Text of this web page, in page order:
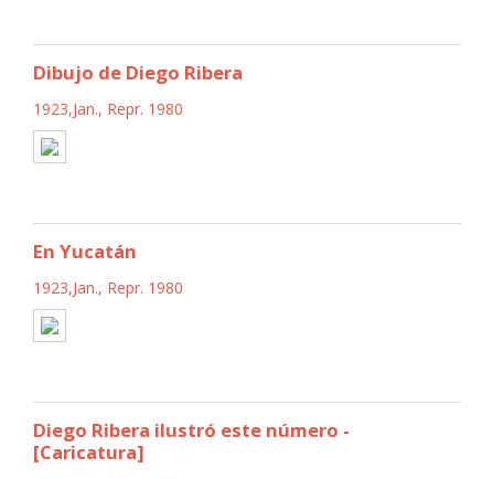
Dibujo de Diego Ribera
1923,Jan., Repr. 1980
En Yucatán
1923,Jan., Repr. 1980
Diego Ribera ilustró este número -
[Caricatura]